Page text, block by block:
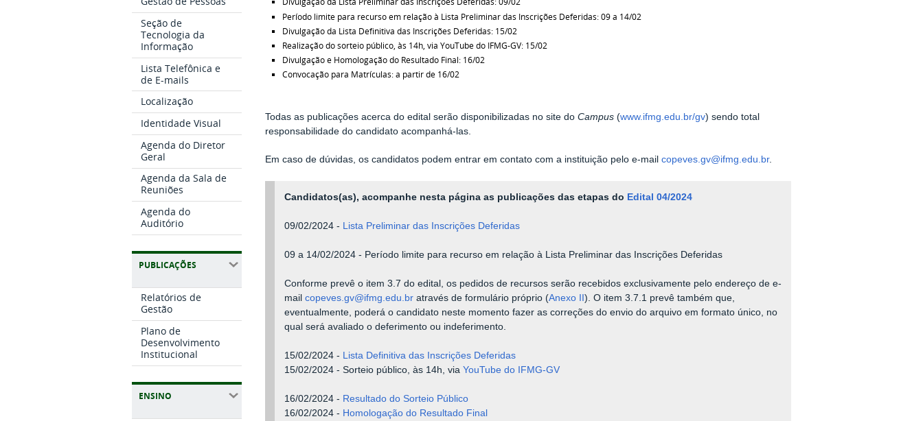
Seção de
Tecnologia da
Informação
Lista Telefônica e
de E-mails
Localização
Identidade Visual
Agenda do Diretor
Geral
Agenda da Sala de
Reuniões
Agenda do
Auditório
PUBLICAÇÕES
Relatórios de
Gestão
Plano de
Desenvolvimento
Institucional
ENSINO
Período limite para recurso em relação à Lista Preliminar das Inscrições Deferidas: 09 a 14/02
Divulgação da Lista Definitiva das Inscrições Deferidas: 15/02
Realização do sorteio público, às 14h, via YouTube do IFMG-GV: 15/02
Divulgação e Homologação do Resultado Final: 16/02
Convocação para Matrículas: a partir de 16/02
Todas as publicações acerca do edital serão disponibilizadas no site doCampus (www.ifmg.edu.br/gv) sendo total
responsabilidade do candidato acompanhá-las.
Em caso de dúvidas, os candidatos podem entrar em contato com a instituição pelo e-mailcopeves.gv@ifmg.edu.br.
Candidatos(as), acompanhe nesta página as publicações das etapas do Edital 04/2024
09/02/2024 - Lista Preliminar das Inscrições Deferidas
09 a 14/02/2024 - Período limite para recurso em relação à Lista Preliminar das Inscrições Deferidas
Conforme prevê o item 3.7 do edital, os pedidos de recursos serão recebidos exclusivamente pelo endereço de e-
mail copeves.gv@ifmg.edu.bratravés de formulário próprio (Anexo II ). O item 3.7.1 prevê também que,
eventualmente, poderá o candidato neste momento fazer as correções do envio do arquivo em formato único, no
qual será avaliado o deferimento ou indeferimento.
15/02/2024 - Lista Definitiva das Inscrições Deferidas
15/02/2024 - Sorteio público, às 14h, via YouTube do IFMG-GV
16/02/2024 - Resultado do Sorteio Público
16/02/2024 - Homologação do Resultado Final